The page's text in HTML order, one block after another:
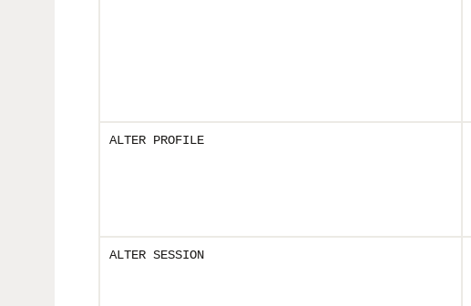
ALTER PROFILE
ALTER SESSION